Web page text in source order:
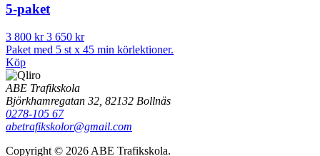
5-paket
3 800 kr3 650 kr
Paket med 5 st x 45 min körlektioner.
Köp
ABE Trafikskola
Björkhamregatan 32, 82132 Bollnäs
0278-105 67
abetrafikskolor@gmail.com
Copyright © 2026 ABE Trafikskola.